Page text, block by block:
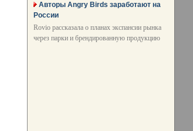
Авторы Angry Birds заработают на
России
Rovio рассказала о планах экспансии рынка
через парки и брендированную продукцию